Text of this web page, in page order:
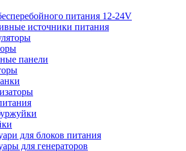
питания 12-24V
источники питания
панели
для блоков питания
для генераторов